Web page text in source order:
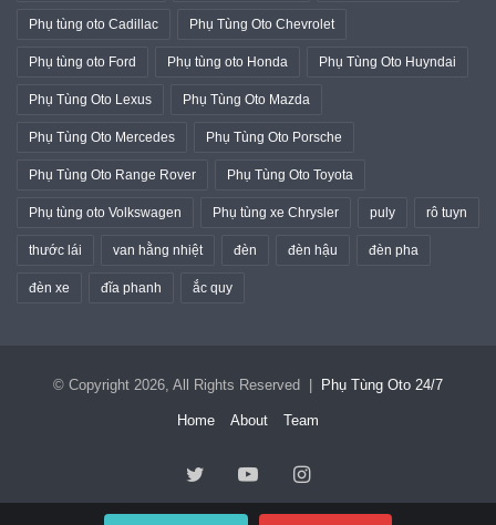
Phụ tùng oto Cadillac Phụ Tùng Oto Chevrolet
Phụ tùng oto Ford Phụ tùng oto Honda Phụ Tùng Oto Huyndai
Phụ Tùng Oto Lexus Phụ Tùng Oto Mazda
Phụ Tùng Oto Mercedes Phụ Tùng Oto Porsche
Phụ Tùng Oto Range Rover Phụ Tùng Oto Toyota
Phụ tùng oto Volkswagen Phụ tùng xe Chrysler puly rô tuyn
thước lái van hằng nhiệt đèn đèn hậu đèn pha
đèn xe đĩa phanh ắc quy
© Copyright 2026, All Rights Reserved | Phụ Tùng Oto 24/7
Home About Team
TwitterYouTubeInstagram